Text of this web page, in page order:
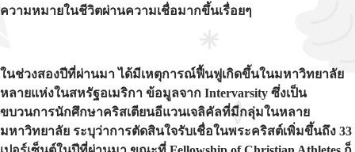
ความหมายในชีวิตผ่านความเชื่อมากขึ้นเรื่อยๆ
ในช่วงสองปีที่ผ่านมา ได้มีเหตุการณ์ฟื้นฟูเกิดขึ้นในมหาวิทยาลัย
หลายแห่งในสหรัฐอเมริกา ข้อมูลจาก Intervarsity ซึ่งเป็น
ขบวนการนักศึกษาคริสเตียนอีแวนเจลิคัลที่มีกลุ่มในหลาย
มหาวิทยาลัย ระบุว่าการตัดสินใจรับเชื่อในพระคริสต์เพิ่มขึ้นถึง 33